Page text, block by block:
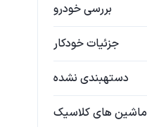
بررسی خودرو
جزئیات خودکار
دستهبندی نشده
ماشین های کلاسیک